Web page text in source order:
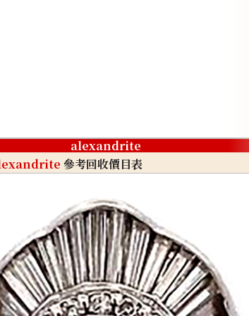
alexandrite
參考回收價目表